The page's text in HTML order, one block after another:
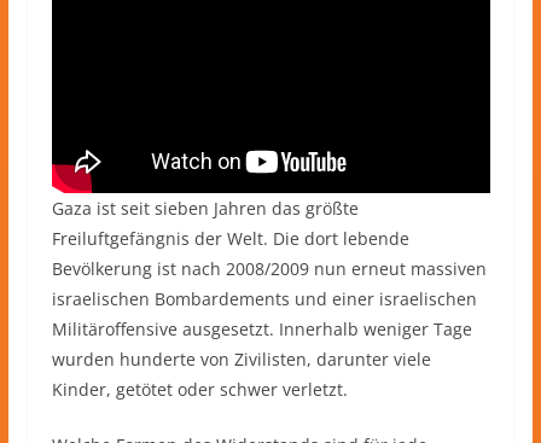
Gaza ist seit sieben Jahren das größte
Freiluftgefängnis der Welt. Die dort lebende
Bevölkerung ist nach 2008/2009 nun erneut massiven
israelischen Bombardements und einer israelischen
Militäroffensive ausgesetzt. Innerhalb weniger Tage
wurden hunderte von Zivilisten, darunter viele
Kinder, getötet oder schwer verletzt.